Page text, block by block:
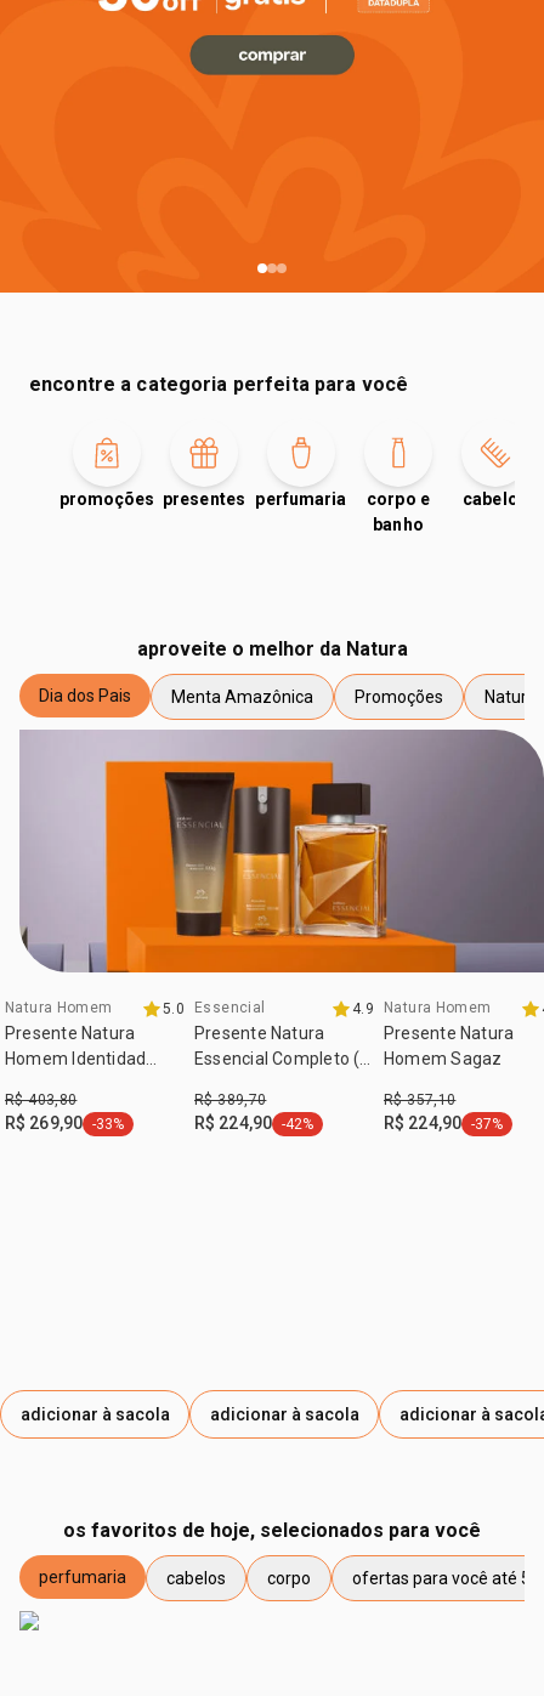
encontre a categoria perfeita para você
promoções presentes perfumaria
corpo e
banho
cabelos
aproveite o melhor da Natura
etiqueta Dia dos Pais
Dia dos Pais
etiqueta Menta Amazônica
Menta Amazônica
etiqueta Promoções
Promoções Natura
Natura Homem 5.0
Presente Natura
Homem Identidad
R$ 403,80
R$ 269,90 etiqueta -33%
-33%
adicionar à sacola
Essencial 4.9
Presente Natura
Essencial Completo (3
R$ 389,70
R$ 224,90 etiqueta -42%
-42%
adicionar à sacola
Natura Homem
Presente Natura
Homem Sagaz
R$ 357,10
R$ 224,90 etiqueta -
-37%
adicionar à
os favoritos de hoje, selecionados para você
etiqueta perfumaria
perfumaria
etiqueta cabelos
cabelos
etiqueta corpo
corpo
etiqueta ofertas para
ofertas para você até